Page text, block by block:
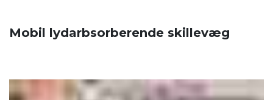
Mobil lydarbsorberende skillevæg